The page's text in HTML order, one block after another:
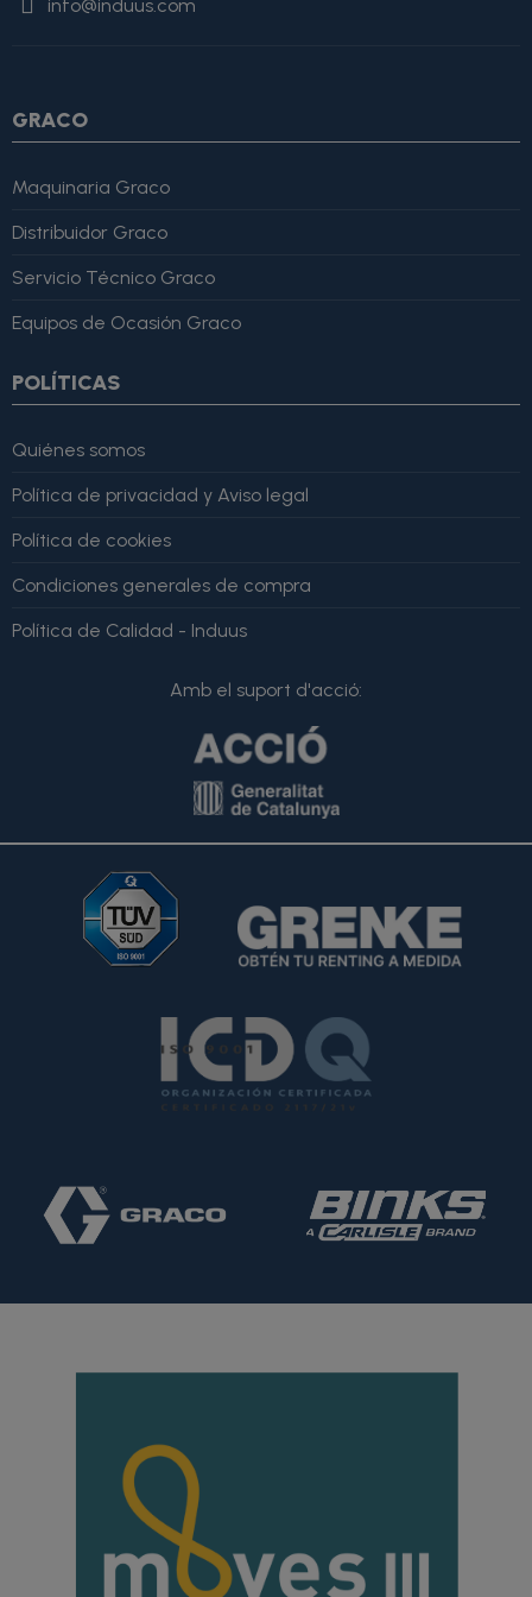
info@induus.com
GRACO
Maquinaria Graco
Distribuidor Graco
Servicio Técnico Graco
Equipos de Ocasión Graco
POLÍTICAS
Quiénes somos
Política de privacidad y Aviso legal
Política de cookies
Condiciones generales de compra
Política de Calidad - Induus
Amb el suport d'acció:
Martínez" }, "reviewRating": { "@type": "Rating", "ratingValue":